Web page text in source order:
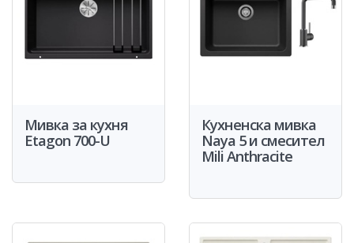
Мивка за кухня
Etagon 700-U
Кухненска мивка
Naya 5 и смесител
Mili Anthracite